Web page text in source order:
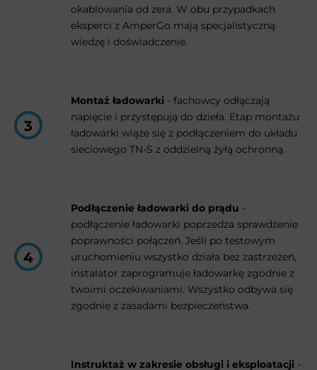
okablowania od zera. W obu przypadkach
eksperci z AmperGo mają specjalistyczną
wiedzę i doświadczenie.
Montaż ładowarki - fachowcy odłączają
napięcie i przystępują do dzieła. Etap montażu
ładowarki wiąże się z podłączeniem do układu
sieciowego TN-S z oddzielną żyłą ochronną.
Podłączenie ładowarki do prądu -
podłączenie ładowarki poprzedza sprawdzenie
poprawności połączeń. Jeśli po testowym
uruchomieniu wszystko działa bez zastrzeżeń,
instalator zaprogramuje ładowarkę zgodnie z
twoimi oczekiwaniami. Wszystko odbywa się
zgodnie z zasadami bezpieczeństwa.
Instruktaż w zakresie obsługi i eksploatacji -